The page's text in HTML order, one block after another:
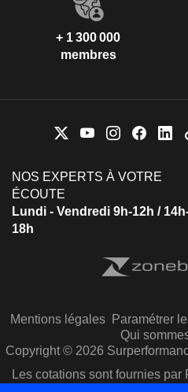
+ 1 300 000
membres
NOS EXPERTS À VOTRE
ÉCOUTE
Lundi - Vendredi 9h-12h /
18h
Mentions légales Paramétrer
Qui
Copyright © 2026
Les cotations sont fournies par